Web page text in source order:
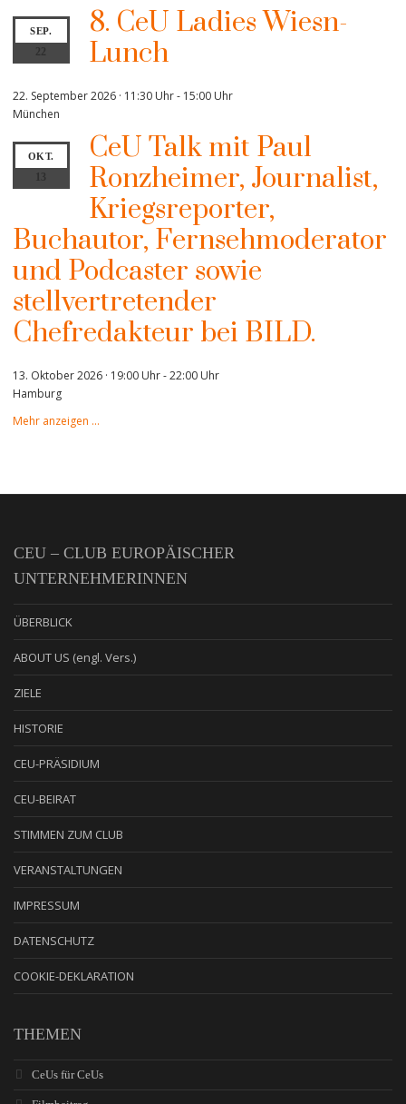
SEP.
22
8. CeU Ladies Wiesn-
Lunch
22. September 2026 · 11:30 Uhr- 15:00 Uhr
München
OKT.
13
CeU Talk mit Paul
Ronzheimer, Journalist,
Kriegsreporter,
Buchautor, Fernsehmoderator
und Podcaster sowie
stellvertretender
Chefredakteur bei BILD.
13. Oktober 2026 · 19:00 Uhr-22:00 Uhr
Hamburg
Mehr anzeigen …
CEU – CLUB EUROPÄISCHER
UNTERNEHMERINNEN
ÜBERBLICK
ABOUT US (engl. Vers.)
ZIELE
HISTORIE
CEU-PRÄSIDIUM
CEU-BEIRAT
STIMMEN ZUM CLUB
VERANSTALTUNGEN
IMPRESSUM
DATENSCHUTZ
COOKIE-DEKLARATION
THEMEN
CeUs für CeUs